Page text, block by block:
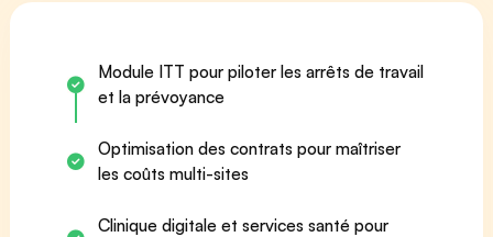
Module ITT pour piloter les arrêts de travail
et la prévoyance
Optimisation des contrats pour maîtriser
les coûts multi-sites
Clinique digitale et services santé pour